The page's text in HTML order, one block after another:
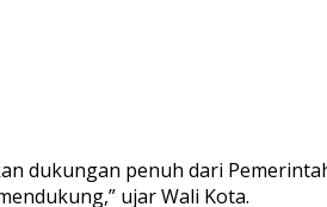
dukungan penuh dari
ujar Wali Kota.